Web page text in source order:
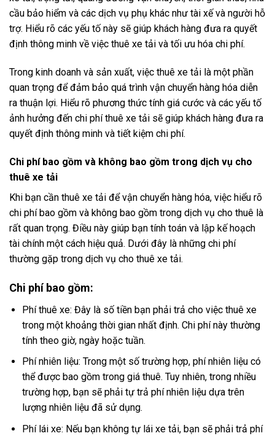
cầu bảo hiểm và các dịch vụ phụ khác như tài xế và người hỗ
trợ. Hiểu rõ các yếu tố này sẽ giúp khách hàng đưa ra quyết
định thông minh về việc thuê xe tải và tối ưu hóa chi phí.
Trong kinh doanh và sản xuất, việc thuê xe tải là một phần
quan trọng để đảm bảo quá trình vận chuyển hàng hóa diễn
ra thuận lợi. Hiểu rõ phương thức tính giá cước và các yếu tố
ảnh hưởng đến chi phí thuê xe tải sẽ giúp khách hàng đưa ra
quyết định thông minh và tiết kiệm chi phí.
Chi phí bao gồm và không bao gồm trong dịch vụ cho
thuê xe tải
Khi bạn cần thuê xe tải để vận chuyển hàng hóa, việc hiểu rõ
chi phí bao gồm và không bao gồm trong dịch vụ cho thuê là
rất quan trọng. Điều này giúp bạn tính toán và lập kế hoạch
tài chính một cách hiệu quả. Dưới đây là những chi phí
thường gặp trong dịch vụ cho thuê xe tải.
Chi phí bao gồm:
Phí thuê xe: Đây là số tiền bạn phải trả cho việc thuê xe
trong một khoảng thời gian nhất định. Chi phí này thường
tính theo giờ, ngày hoặc tuần.
Phí nhiên liệu: Trong một số trường hợp, phí nhiên liệu có
thể được bao gồm trong giá thuê. Tuy nhiên, trong nhiều
trường hợp, bạn sẽ phải tự trả phí nhiên liệu dựa trên
lượng nhiên liệu đã sử dụng.
Phí lái xe: Nếu bạn không tự lái xe tải, bạn sẽ phải trả phí